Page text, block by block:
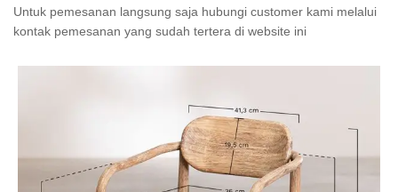
Untuk pemesanan langsung saja hubungi customer kami melalui
kontak pemesanan yang sudah tertera di website ini